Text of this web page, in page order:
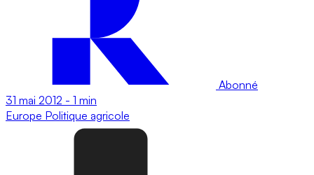
Abonné
31 mai 2012 - 1 min
Europe Politique agricole